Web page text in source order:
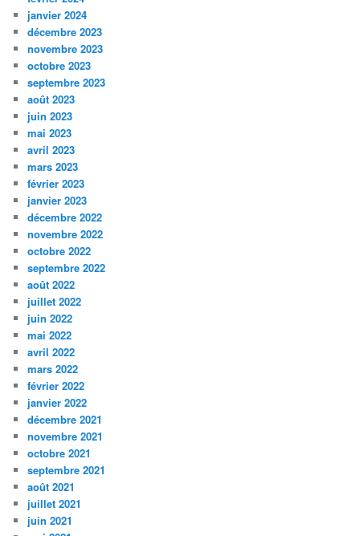
janvier 2024
décembre 2023
novembre 2023
octobre 2023
septembre 2023
août 2023
juin 2023
mai 2023
avril 2023
mars 2023
février 2023
janvier 2023
décembre 2022
novembre 2022
octobre 2022
septembre 2022
août 2022
juillet 2022
juin 2022
mai 2022
avril 2022
mars 2022
février 2022
janvier 2022
décembre 2021
novembre 2021
octobre 2021
septembre 2021
août 2021
juillet 2021
juin 2021